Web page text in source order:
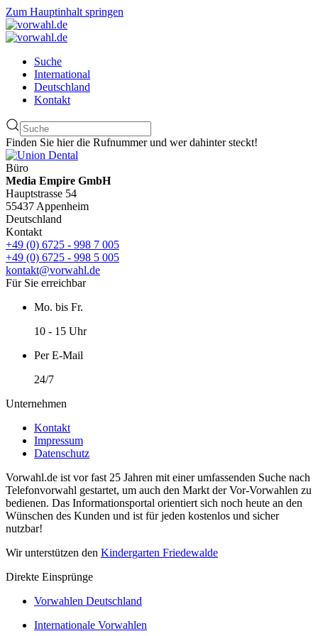
Zum Hauptinhalt springen
Suche
International
Deutschland
Kontakt
Finden Sie hier die Rufnummer und wer dahinter steckt!
Büro
Media Empire GmbH
Hauptstrasse 54
55437 Appenheim
Deutschland
Kontakt
+49 (0) 6725 - 998 7 005
+49 (0) 6725 - 998 5 005
kontakt@vorwahl.de
Für Sie erreichbar
Mo. bis Fr.
10 - 15 Uhr
Per E-Mail
24/7
Unternehmen
Kontakt
Impressum
Datenschutz
Vorwahl.de ist vor fast 25 Jahren mit einer umfassenden Suche nach
Telefonvorwahl gestartet, um auch den Markt der Vor-Vorwahlen zu
bedienen. Das Informationsportal orientiert sich noch heute an den
Wünschen des Kunden und ist für jeden kostenlos und sicher
nutzbar!
Wir unterstützen den Kindergarten Friedewalde
Direkte Einsprünge
Vorwahlen Deutschland
Internationale Vorwahlen